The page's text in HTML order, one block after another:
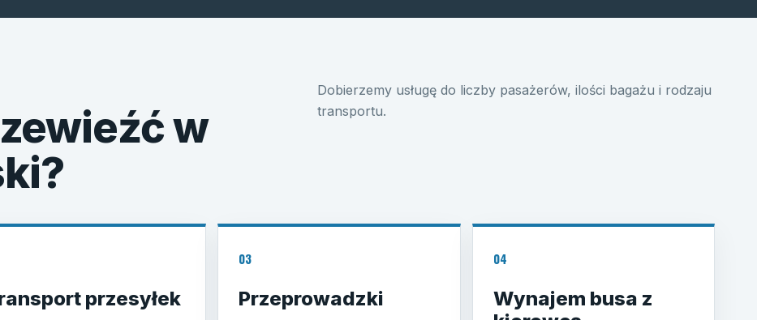
w
Dobierzemy usługę do liczby pasażerów, ilości bagażu i rodzaju
transportu.
przesyłek
03
Przeprowadzki
04
Wynajem busa z